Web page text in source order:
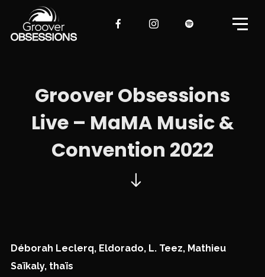
Groover Obsessions
Live – MaMA Music &
Convention 2022
Déborah Leclerq, Eldorado, L. Teez, Mathieu
Saïkaly, thaïs